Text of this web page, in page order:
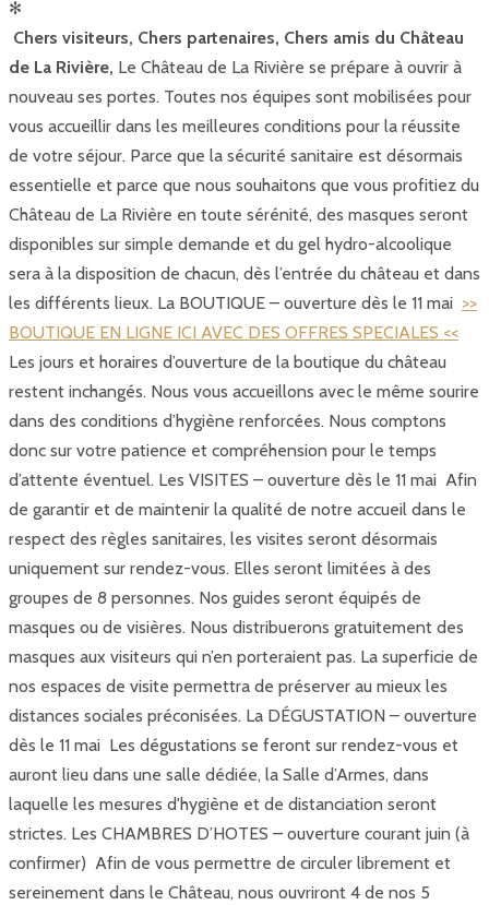
✻
Chers visiteurs, Chers partenaires, Chers amis du Château
de La Rivière, Le Château de La Rivière se prépare à ouvrir à
nouveau ses portes. Toutes nos équipes sont mobilisées pour
vous accueillir dans les meilleures conditions pour la réussite
de votre séjour. Parce que la sécurité sanitaire est désormais
essentielle et parce que nous souhaitons que vous profitiez du
Château de La Rivière en toute sérénité, des masques seront
disponibles sur simple demande et du gel hydro-alcoolique
sera à la disposition de chacun, dès l’entrée du château et dans
les différents lieux. La BOUTIQUE – ouverture dès le 11 mai >>
BOUTIQUE EN LIGNE ICI AVEC DES OFFRES SPECIALES <<
Les jours et horaires d’ouverture de la boutique du château
restent inchangés. Nous vous accueillons avec le même sourire
dans des conditions d’hygiène renforcées. Nous comptons
donc sur votre patience et compréhension pour le temps
d’attente éventuel. Les VISITES – ouverture dès le 11 mai Afin
de garantir et de maintenir la qualité de notre accueil dans le
respect des règles sanitaires, les visites seront désormais
uniquement sur rendez-vous. Elles seront limitées à des
groupes de 8 personnes. Nos guides seront équipés de
masques ou de visières. Nous distribuerons gratuitement des
masques aux visiteurs qui n’en porteraient pas. La superficie de
nos espaces de visite permettra de préserver au mieux les
distances sociales préconisées. La DÉGUSTATION – ouverture
dès le 11 mai Les dégustations se feront sur rendez-vous et
auront lieu dans une salle dédiée, la Salle d’Armes, dans
laquelle les mesures d'hygiène et de distanciation seront
strictes. Les CHAMBRES D’HOTES – ouverture courant juin (à
confirmer) Afin de vous permettre de circuler librement et
sereinement dans le Château, nous ouvriront 4 de nos 5